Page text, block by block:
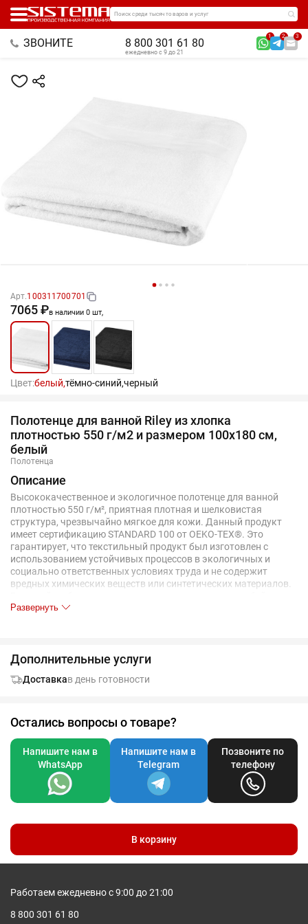
Поиск среди тысяч товаров и услуг
ЗВОНИТЕ 8 800 301 61 80
1 2 3
ежедневно с 9 до 21
Арт.100311700701
7065 ₽в наличии 0 шт,
Цвет:белый,тёмно-синий,черный
Полотенце для ванной Riley из хлопка
плотностью 550 г/м2 и размером 100x180 см,
белый
Полотенца
Описание
Высококачественное и экологичное полотенце для ванной
плотностью 550 г/м², приятная плотная и шелковистая
структура, чрезвычайно мягкое для кожи. Данный продукт
имеет сертификацию STANDARD 100 от OEKO-TEX®. Это
гарантирует, что текстильный продукт был изготовлен с
использованием устойчивых процессов в экологичных и
социально ответственных условиях труда и не содержит
вредных химических веществ или синтетических материалов.
ванной комнаты в доме или отеле. В процессе окрашивания
процессов окрашивания на водной основе. Размер полотенца:
Развернуть
Дополнительные услуги
Доставкав день готовности
Остались вопросы о товаре?
Напишите нам в
WhatsApp
Напишите нам в
Telegram
Позвоните по
телефону
В корзину
Работаем ежедневно с 9:00 до 21:00
8 800 301 61 80